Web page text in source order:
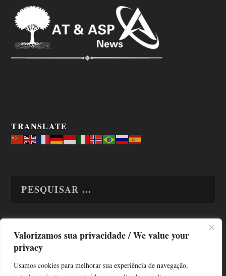
Valorizamos sua privacidade / We value your
privacy
Usamos cookies para melhorar sua experiência de navegação,
TRANSLATE
TODAS OS ASSUNTOS